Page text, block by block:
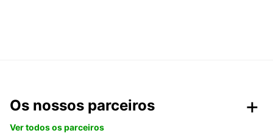
Os nossos parceiros
Ver todos os parceiros